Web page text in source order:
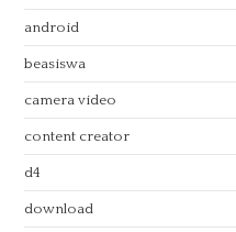
android
beasiswa
camera video
content creator
d4
download